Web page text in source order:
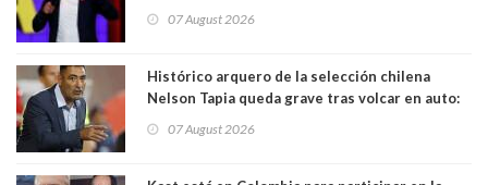
forma de quitar dignidad"
07 August 2026
Histórico arquero de la selección chilena
Nelson Tapia queda grave tras volcar en auto:
07 August 2026